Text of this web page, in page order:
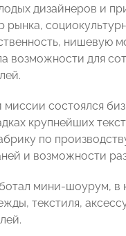
дизайнеров и
рынка,
нишевую
возможности для
состоялся
крупнейших
по
и возможности
мини-шоурум, в
текстиля,